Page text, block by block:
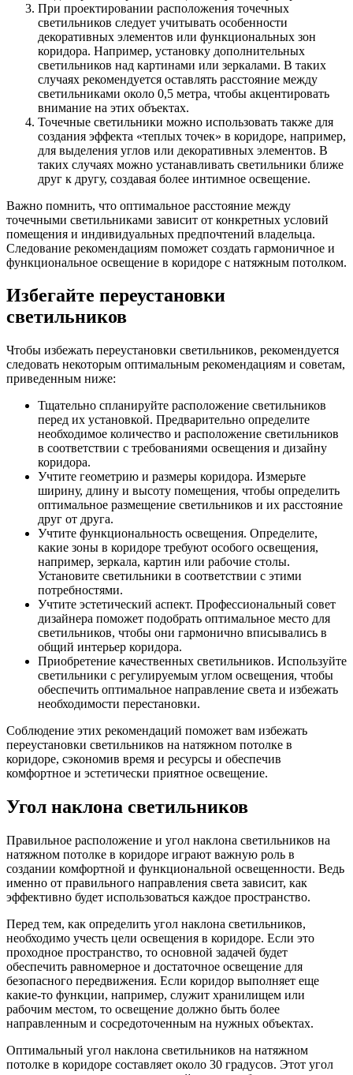
При проектировании расположения точечных
светильников следует учитывать особенности
декоративных элементов или функциональных зон
коридора. Например, установку дополнительных
светильников над картинами или зеркалами. В таких
случаях рекомендуется оставлять расстояние между
светильниками около 0,5 метра, чтобы акцентировать
внимание на этих объектах.
Точечные светильники можно использовать также для
создания эффекта «теплых точек» в коридоре, например,
для выделения углов или декоративных элементов. В
таких случаях можно устанавливать светильники ближе
друг к другу, создавая более интимное освещение.
Важно помнить, что оптимальное расстояние между
точечными светильниками зависит от конкретных условий
помещения и индивидуальных предпочтений владельца.
Следование рекомендациям поможет создать гармоничное и
функциональное освещение в коридоре с натяжным потолком.
Избегайте переустановки
светильников
Чтобы избежать переустановки светильников, рекомендуется
следовать некоторым оптимальным рекомендациям и советам,
приведенным ниже:
Тщательно спланируйте расположение светильников
перед их установкой. Предварительно определите
необходимое количество и расположение светильников
в соответствии с требованиями освещения и дизайну
коридора.
Учтите геометрию и размеры коридора. Измерьте
ширину, длину и высоту помещения, чтобы определить
оптимальное размещение светильников и их расстояние
друг от друга.
Учтите функциональность освещения. Определите,
какие зоны в коридоре требуют особого освещения,
например, зеркала, картин или рабочие столы.
Установите светильники в соответствии с этими
потребностями.
Учтите эстетический аспект. Профессиональный совет
дизайнера поможет подобрать оптимальное место для
светильников, чтобы они гармонично вписывались в
общий интерьер коридора.
Приобретение качественных светильников. Используйте
светильники с регулируемым углом освещения, чтобы
обеспечить оптимальное направление света и избежать
необходимости перестановки.
Соблюдение этих рекомендаций поможет вам избежать
переустановки светильников на натяжном потолке в
коридоре, сэкономив время и ресурсы и обеспечив
комфортное и эстетически приятное освещение.
Угол наклона светильников
Правильное расположение и угол наклона светильников на
натяжном потолке в коридоре играют важную роль в
создании комфортной и функциональной освещенности. Ведь
именно от правильного направления света зависит, как
эффективно будет использоваться каждое пространство.
Перед тем, как определить угол наклона светильников,
необходимо учесть цели освещения в коридоре. Если это
проходное пространство, то основной задачей будет
обеспечить равномерное и достаточное освещение для
безопасного передвижения. Если коридор выполняет еще
какие-то функции, например, служит хранилищем или
рабочим местом, то освещение должно быть более
направленным и сосредоточенным на нужных объектах.
Оптимальный угол наклона светильников на натяжном
потолке в коридоре составляет около 30 градусов. Этот угол